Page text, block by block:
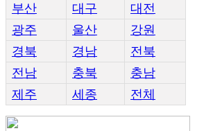
부산
대구
대전
광주
울산
강원
경북
경남
전북
전남
충북
충남
제주
세종 전체